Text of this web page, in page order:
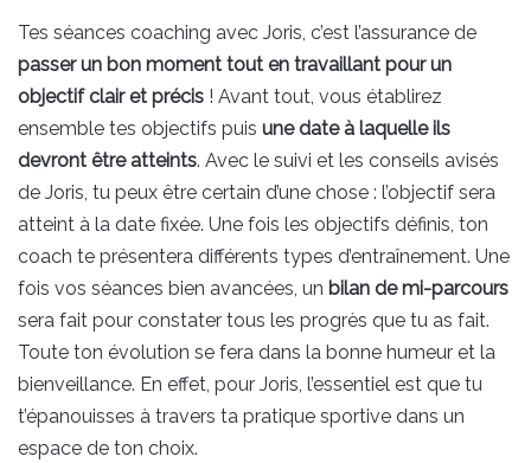
Tes séances coaching avec Joris, c’est l’assurance de
passer un bon moment tout en travaillant pour un
objectif clair et précis ! Avant tout, vous établirez
ensemble tes objectifs puis une date à laquelle ils
devront être atteints. Avec le suivi et les conseils avisés
de Joris, tu peux être certain d’une chose : l’objectif sera
atteint à la date fixée. Une fois les objectifs définis, ton
coach te présentera différents types d’entraînement. Une
fois vos séances bien avancées, un bilan de mi-parcours
sera fait pour constater tous les progrès que tu as fait.
Toute ton évolution se fera dans la bonne humeur et la
bienveillance. En effet, pour Joris, l’essentiel est que tu
t’épanouisses à travers ta pratique sportive dans un
espace de ton choix.